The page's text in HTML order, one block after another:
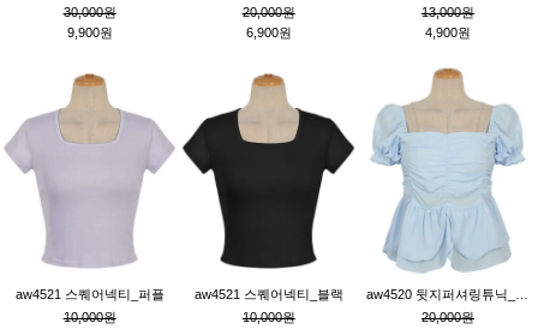
30,000원
9,900원
20,000원
6,900원
13,000원
4,900원
aw4521 스퀘어넥티_퍼플
10,000원
aw4521 스퀘어넥티_블랙
10,000원
20,000원